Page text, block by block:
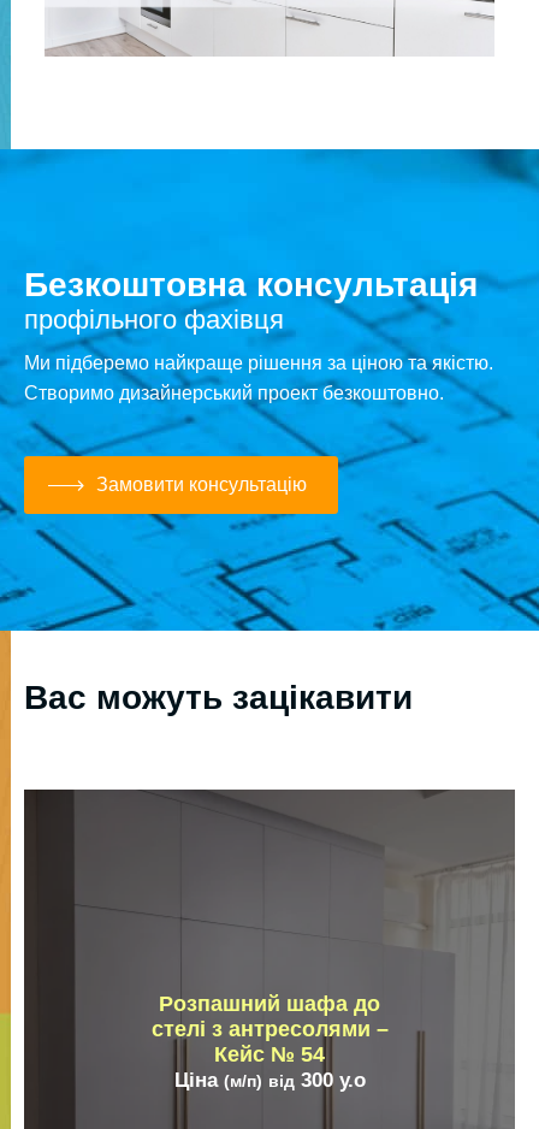
Безкоштовна консультація
профільного фахівця
Ми підберемо найкраще рішення за ціною та якістю.
Створимо дизайнерський проект безкоштовно.
Замовити консультацію
Вас можуть зацікавити
Розпашний шафа до
стелі з антресолями –
Кейс № 54
Ціна (м/п) від300 у.о